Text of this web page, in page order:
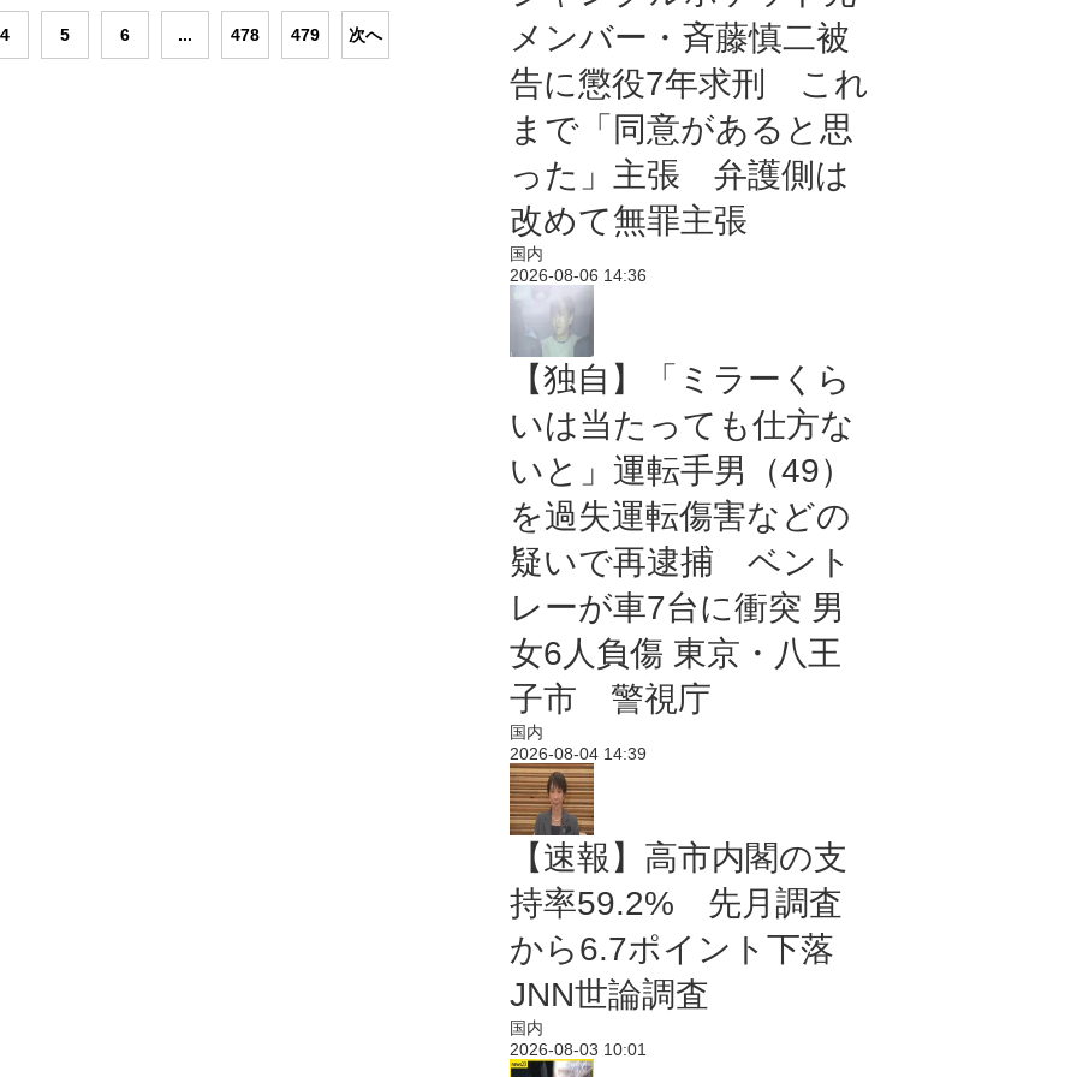
4 5 6 ... 478 479 次へ
メンバー・斉藤慎二被
告に懲役7年求刑 これ
まで「同意があると思
った」主張 弁護側は
改めて無罪主張
国内
2026-08-06 14:36
【独自】「ミラーくら
いは当たっても仕方な
いと」運転手男（49）
を過失運転傷害などの
疑いで再逮捕 ベント
レーが車7台に衝突 男
女6人負傷 東京・八王
子市 警視庁
国内
2026-08-04 14:39
【速報】高市内閣の支
持率59.2% 先月調査
から6.7ポイント下落
JNN世論調査
国内
2026-08-03 10:01